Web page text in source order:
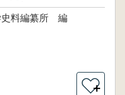
史料編纂所 編
＋